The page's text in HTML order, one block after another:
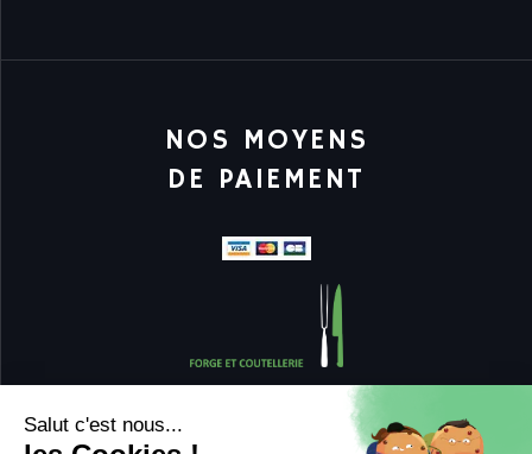
Salut c'est nous...
NOS MOYENS
DE PAIEMENT